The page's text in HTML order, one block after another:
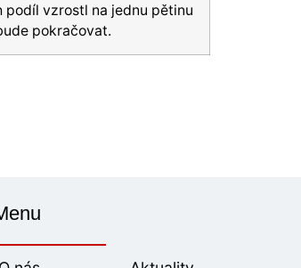
vzrostl na jednu pětinu
pokračovat.